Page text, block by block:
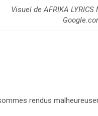
Visuel de AFRIKA LYRICS
rendus